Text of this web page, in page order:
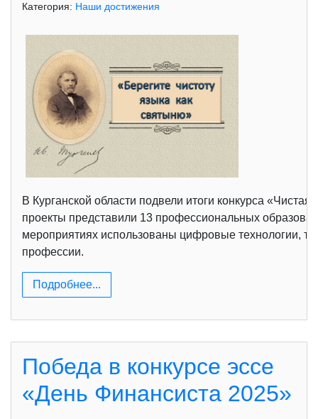
Категория: Наши достижения
В Курганской области подвели итоги конкурса
проекты представили 13 профессиональных
мероприятиях использованы цифровые технологии,
профессии.
Подробнее...
Победа в конкурсе эссе
«День Финансиста 2025»